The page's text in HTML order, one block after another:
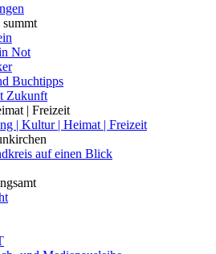
Not
Buchtipps
Zukunft
| Freizeit
| Kultur | Heimat | Freizeit
auf einen Blick